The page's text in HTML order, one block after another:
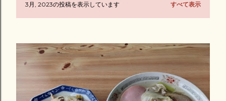
投3月, 2023の投稿を表示しています すべて表示